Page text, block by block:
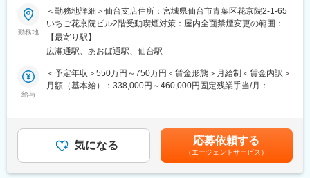
■組織構成
東北営業所は、マネジャー以下６名のチーム構成。
新卒の若手～経験豊富な50代まで幅広い年齢層で、東北6県/4営業
■同社の特徴
内においても130年以上の長い歴史を持ちます。直近では「フォ
トンカウンティングCT」と呼ばれる世界初の高解像度CTを開発販
売するなど、常に製品品質と技術力の高さで高い評価を獲得し続
けております。
■業務内容
歯科治療用チェアやCAD/CAM機器製品などの歯科医療機器販売デ
ィーラーを介した歯科医院への営業担当の募集です。
■業務詳細
・高額医療機器（150万円～2,000万程度）の提案・販売を行う
・お客様向けのセミナーの企画・実施を行う
・お客様および販売代理店と有効なリレーションを構築する
行う。
・機器導入前に、歯科医師、歯科医院のスタッフと共に動線、配
置スペースを検討しレイアウトを提案する。その際に配管・電気
勤務地
＜勤務地詳細＞仙台支店住所：宮城県仙台市青葉区花京院2-1-65
いちご花京院ビル2階受動喫煙対策：屋内全面禁煙変更の範囲：会
社の定める事業所
【最寄り駅】
広瀬通駅、あおば通駅、仙台駅
給与
＜予定年収＞550万円～750万円＜賃金形態＞月給制＜賃金内訳＞
月額（基本給）：338,000円～460,000円固定残業手当/月：
想定年収はインセンティブを含む金額です。※経験・能力・スキル
に応じ、選考の過程を通じて決定します。賃金はあくまでも目安
の金額であり、選考を通じて上下する可能性があります。月給(月
額)は固定手当を含めた表記です。
気になる 応募依頼する
（エージェントサービス）